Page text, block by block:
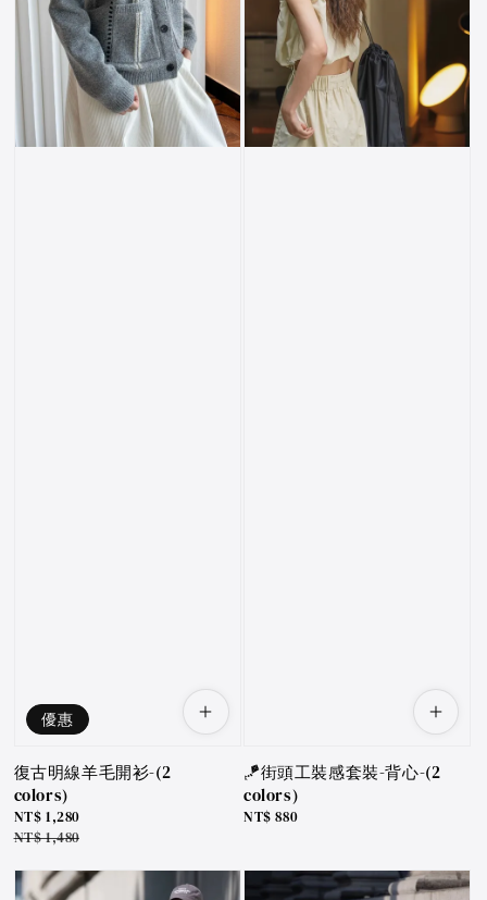
優惠
復古明線羊毛開衫-(2
colors)
Sale
price
NT$ 1,280
Regular
NT$ 1,480
🪁街頭工裝感套裝-背心-(2
colors)
Regular
NT$ 880